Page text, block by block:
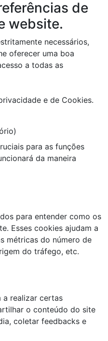
de
website.
necessários,
oferecer uma boa
a todas as
e de Cookies.
para as funções
da maneira
para entender como os
Esses cookies ajudam a
métricas do número de
do tráfego, etc.
a realizar certas
o conteúdo do site
coletar feedbacks e